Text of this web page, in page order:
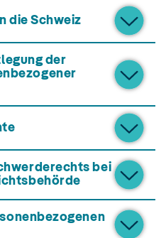
die Schweiz
der
bei